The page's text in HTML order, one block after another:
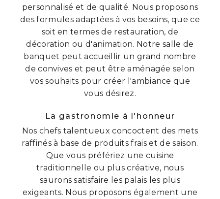
personnalisé et de qualité. Nous proposons
des formules adaptées à vos besoins, que ce
soit en termes de restauration, de
décoration ou d'animation. Notre salle de
banquet peut accueillir un grand nombre
de convives et peut être aménagée selon
vos souhaits pour créer l'ambiance que
vous désirez.
La gastronomie à l'honneur
Nos chefs talentueux concoctent des mets
raffinés à base de produits frais et de saison.
Que vous préfériez une cuisine
traditionnelle ou plus créative, nous
saurons satisfaire les palais les plus
exigeants. Nous proposons également une